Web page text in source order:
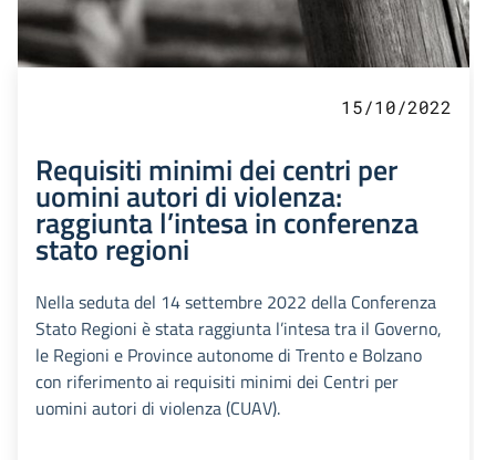
15/10/2022
Requisiti minimi dei centri per
uomini autori di violenza:
raggiunta l’intesa in conferenza
stato regioni
Nella seduta del 14 settembre 2022 della Conferenza
Stato Regioni è stata raggiunta l’intesa tra il Governo,
le Regioni e Province autonome di Trento e Bolzano
con riferimento ai requisiti minimi dei Centri per
uomini autori di violenza (CUAV).